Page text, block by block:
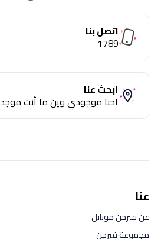
اتصل بنا
1789
ابحث عنا
احنا موجودي وين ما أنت موجد
عنا
عن فيرجن موبايل
مجموعة فيرجن